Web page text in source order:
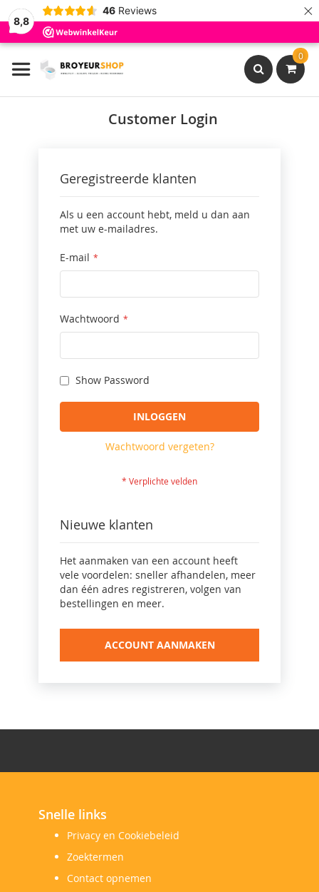
8,8
46 Reviews ×
Ga
naar
de
0
Search
Customer Login
Geregistreerde klanten
Als u een account hebt, meld u dan aan
met uw e-mailadres.
E-mail
Wachtwoord
Show Password
INLOGGEN
Wachtwoord vergeten?
Nieuwe klanten
Het aanmaken van een account heeft
vele voordelen: sneller afhandelen, meer
dan één adres registreren, volgen van
bestellingen en meer.
ACCOUNT AANMAKEN
Snelle links
Privacy en Cookiebeleid
Zoektermen
Contact opnemen